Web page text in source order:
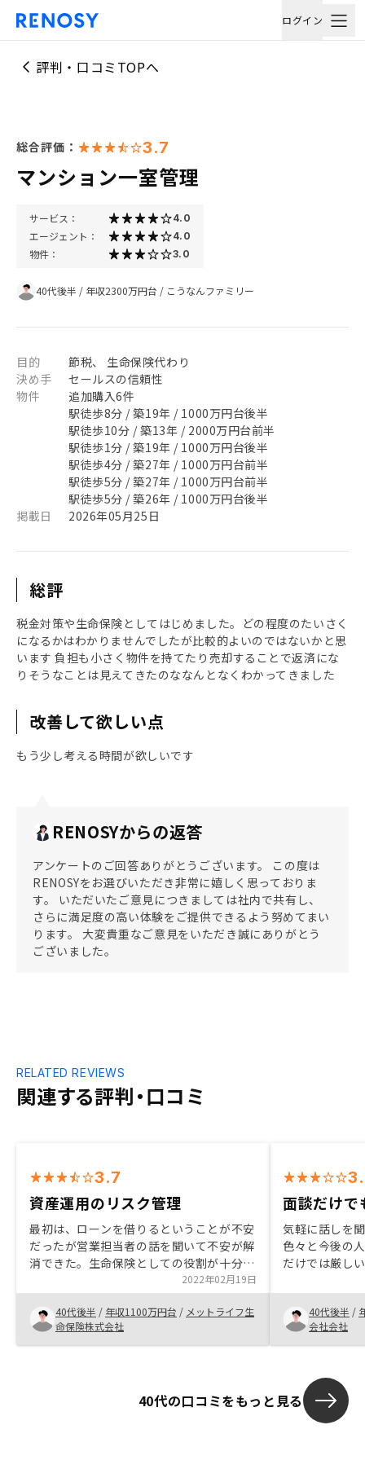
ログイン
評判・口コミTOPへ
総合評価： 3.7
マンション一室管理
サービス： 4.0
エージェント： 4.0
物件： 3.0
40代後半 / 年収2300万円台 / こうなんファミリー
目的
節税、 生命保険代わり
決め手
セールスの信頼性
物件
追加購入6件
駅徒歩8分 / 築19年 / 1000万円台後半
駅徒歩10分 / 築13年 / 2000万円台前半
駅徒歩1分 / 築19年 / 1000万円台後半
駅徒歩4分 / 築27年 / 1000万円台前半
駅徒歩5分 / 築27年 / 1000万円台前半
駅徒歩5分 / 築26年 / 1000万円台後半
掲載日
2026年05月25日
総評
税金対策や生命保険としてはじめました。どの程度のたいさく
になるかはわかりませんでしたが比較的よいのではないかと思
います 負担も小さく物件を持てたり売却することで返済にな
りそうなことは見えてきたのななんとなくわかってきました
改善して欲しい点
もう少し考える時間が欲しいです
RENOSYからの返答
アンケートのご回答ありがとうございます。 この度は
RENOSYをお選びいただき非常に嬉しく思っておりま
す。 いただいたご意見につきましては社内で共有し、
さらに満足度の高い体験をご提供できるよう努めてまい
ります。 大変貴重なご意見をいただき誠にありがとう
ございました。
関連する評判・口コミ
RELATED REVIEWS
3.7
資産運用のリスク管理
最初は、ローンを借りるということが不安
だったが営業担当者の話を聞いて不安が解
消できた。生命保険としての役割が十分あ
りリスクを管理する意味もあったと思いま
す。中古マンションというリスクもあるが
メリットもありいい話に巡り合えたと思い
ます。
2022年02月19日
40代後半 / 年収1100万円台 / メットライフ生
命保険株式会社
面談だけで
気軽に話しを
色々と今後の
だけでは厳し
を途中でリス
由度の高いが
色々と把握し
ばならない為
40代後半 /
会社会社
40代の口コミをもっと見る